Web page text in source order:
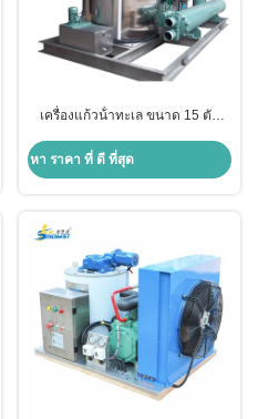
เครื่องแก้วน้ําทะเล ขนาด 15 ตัน
เครื่องแก้วน้ําทะเล ขนาด 380 วอลต์
เครื่องแก้วน้ําทะเล ขนาด 15 ตัน
เครื่องแก้วน้ําทะเล ขนาด 15 ตัน
เครื่องแก้วน้ําทะเล ขนาด 15 ตัน
เครื่องแก้วน้ําทะเล ขนาด 15 ตัน
เครื่องแก้วน้ําทะเล ขนาด 15 ตัน
เครื่องแก้วน้ําทะเล ขนาด 15 ตัน
เครื่องแก้วน้ําน้ําทะเล ขนาด 15 ตัน
เครื่องแก้วน้ําน้ําทะเล ขนาด 15 ตัน
เครื่องแก้วน้ําน้ําทะเล ขนาด 380
วอลต์ เครื่องแก้วน้ําทะเล ขนาด 15
หา ราคา ที่ ดี ที่สุด